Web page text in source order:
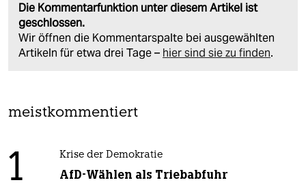
Die Kommentarfunktion unter diesem Artikel ist
geschlossen.
Wir öffnen die Kommentarspalte bei ausgewählten
Artikeln für etwa drei Tage – hier sind sie zu finden.
meistkommentiert
1 Krise der Demokratie
AfD-Wählen als Triebabfuhr